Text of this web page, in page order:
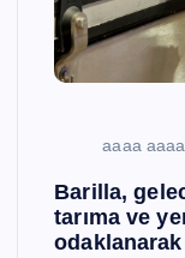
aaaa aaaa
Barilla,
tarıma ve